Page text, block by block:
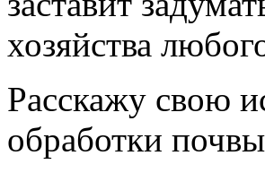
хозяйства
Расскажу свою
обработки